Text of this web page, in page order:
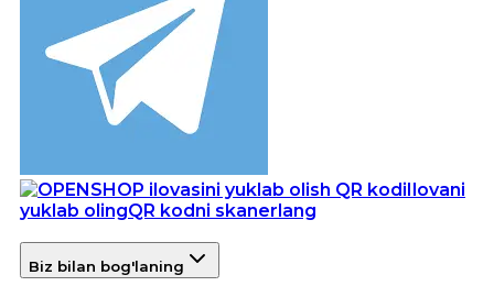
Ilovani
yuklab olingQR kodni skanerlang
Biz bilan bog'laning